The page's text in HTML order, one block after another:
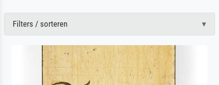
Filters / sorteren